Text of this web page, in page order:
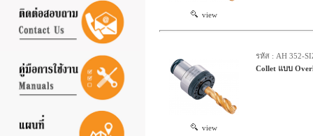
view
view
รหัส : AH 352-
Collet แบบ